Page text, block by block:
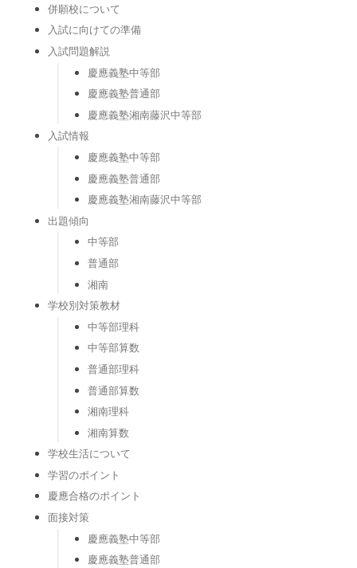
併願校について
入試に向けての準備
入試問題解説
慶應義塾中等部
慶應義塾普通部
慶應義塾湘南藤沢中等部
入試情報
慶應義塾中等部
慶應義塾普通部
慶應義塾湘南藤沢中等部
出題傾向
中等部
普通部
湘南
学校別対策教材
中等部理科
中等部算数
普通部理科
普通部算数
湘南理科
湘南算数
学校生活について
学習のポイント
慶應合格のポイント
面接対策
慶應義塾中等部
慶應義塾普通部